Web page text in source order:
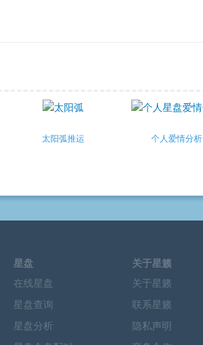
太阳弧推运 个人爱情分析
星盘
在线星盘
星盘查询
星盘分析
关于星籁
关于星籁
联系星籁
隐私声明